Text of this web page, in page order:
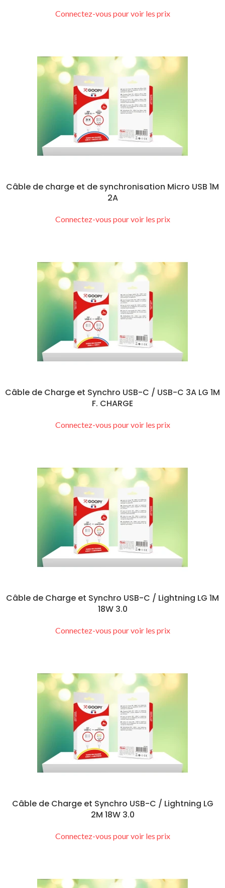
Connectez-vous pour voir les prix
Câble de charge et de synchronisation Micro USB 1M
2A
Connectez-vous pour voir les prix
Câble de Charge et Synchro USB-C / USB-C 3A LG 1M
F. CHARGE
Connectez-vous pour voir les prix
Câble de Charge et Synchro USB-C / Lightning LG 1M
18W 3.0
Connectez-vous pour voir les prix
Câble de Charge et Synchro USB-C / Lightning LG
2M 18W 3.0
Connectez-vous pour voir les prix